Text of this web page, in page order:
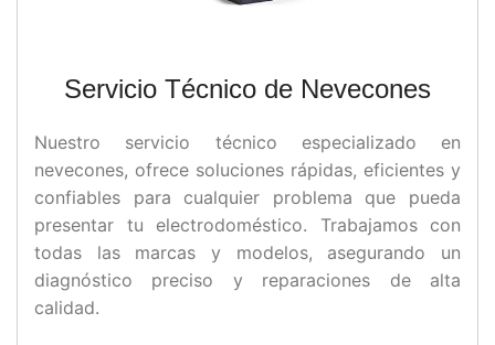
Servicio Técnico de Nevecones
Nuestro servicio técnico especializado en
nevecones, ofrece soluciones rápidas, eficientes y
confiables para cualquier problema que pueda
presentar tu electrodoméstico. Trabajamos con
todas las marcas y modelos, asegurando un
diagnóstico preciso y reparaciones de alta
calidad.